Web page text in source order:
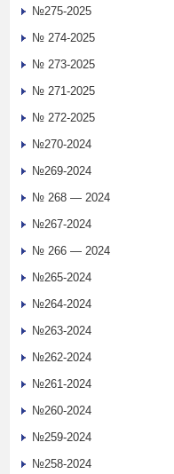
№275-2025
№ 274-2025
№ 273-2025
№ 271-2025
№ 272-2025
№270-2024
№269-2024
№ 268 — 2024
№267-2024
№ 266 — 2024
№265-2024
№264-2024
№263-2024
№262-2024
№261-2024
№260-2024
№259-2024
№258-2024